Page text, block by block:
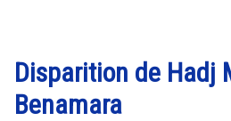
Disparition de Hadj
Benamara